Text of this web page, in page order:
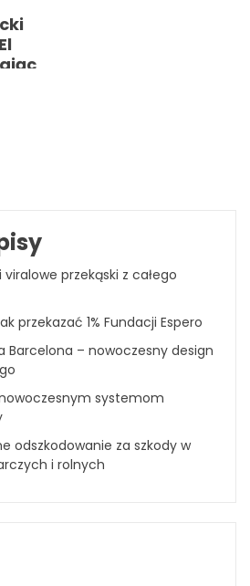
przekąski z całego
przekazać 1% Fundacji Espero
Barcelona – nowoczesny design
systemom
odszkodowanie za szkody w
i rolnych